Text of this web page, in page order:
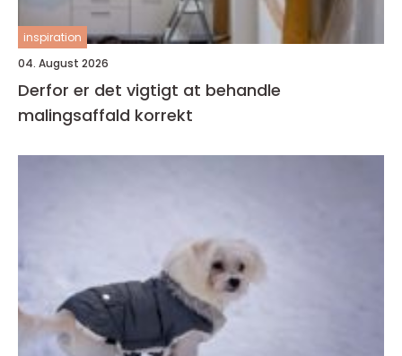
inspiration
04. August 2026
Derfor er det vigtigt at behandle
malingsaffald korrekt